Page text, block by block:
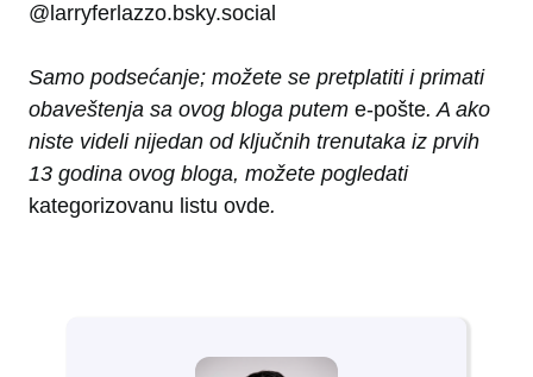
@larryferlazzo.bsky.social
Samo podsećanje; možete se pretplatiti i primati
obaveštenja sa ovog bloga putem e-pošte. A ako
niste videli nijedan od ključnih trenutaka iz prvih
13 godina ovog bloga, možete pogledati
kategorizovanu listu ovde.